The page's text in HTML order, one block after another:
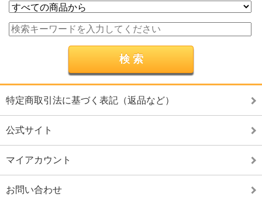
特定商取引法に基づく表記（返品など）
公式サイト
マイアカウント
お問い合わせ